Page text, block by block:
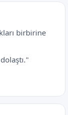
birbirine